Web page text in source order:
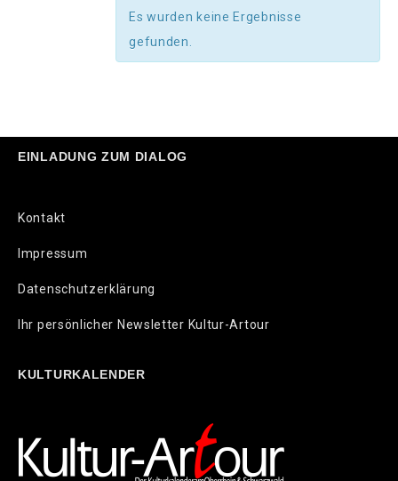
Es wurden keine Ergebnisse
gefunden.
EINLADUNG ZUM DIALOG
Kontakt
Impressum
Datenschutzerklärung
Ihr persönlicher Newsletter Kultur-Artour
KULTURKALENDER